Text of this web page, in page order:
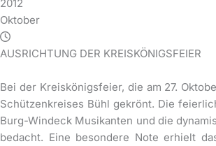
2012
Oktober
AUSRICHTUNG DER KREISKÖNIGSFEIER
Bei der Kreiskönigsfeier, die am 27.
Schützenkreises Bühl gekrönt. Die
Burg-Windeck Musikanten und die
bedacht. Eine besondere Note erhielt